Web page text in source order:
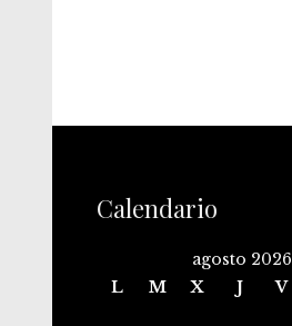
Calendario
agosto 2026
L
M X J V